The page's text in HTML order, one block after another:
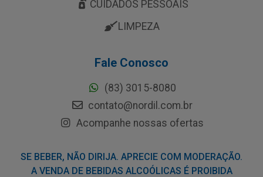
CUIDADOS PESSOAIS
LIMPEZA
Fale Conosco
(83) 3015-8080
contato@nordil.com.br
Acompanhe nossas ofertas
SE BEBER, NÃO DIRIJA. APRECIE COM MODERAÇÃO.
A VENDA DE BEBIDAS ALCOÓLICAS É PROIBIDA